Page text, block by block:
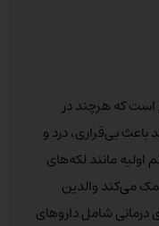
که هرچند در
باعث بی‌قراری، درد و
مانند لکه‌های
می‌کند والدین
درمانی شامل داروهای